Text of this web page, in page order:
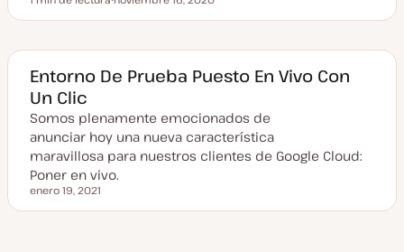
d
a
Tiempo de lectura
e
h
a
c
a
i
z
a
d
Entorno De Prueba Puesto En Vivo Con
Un Clic
Somos plenamente emocionados de
anunciar hoy una nueva característica
maravillosa para nuestros clientes de Google Cloud:
Poner en vivo.
Fecha actualizada
enero 19, 2021